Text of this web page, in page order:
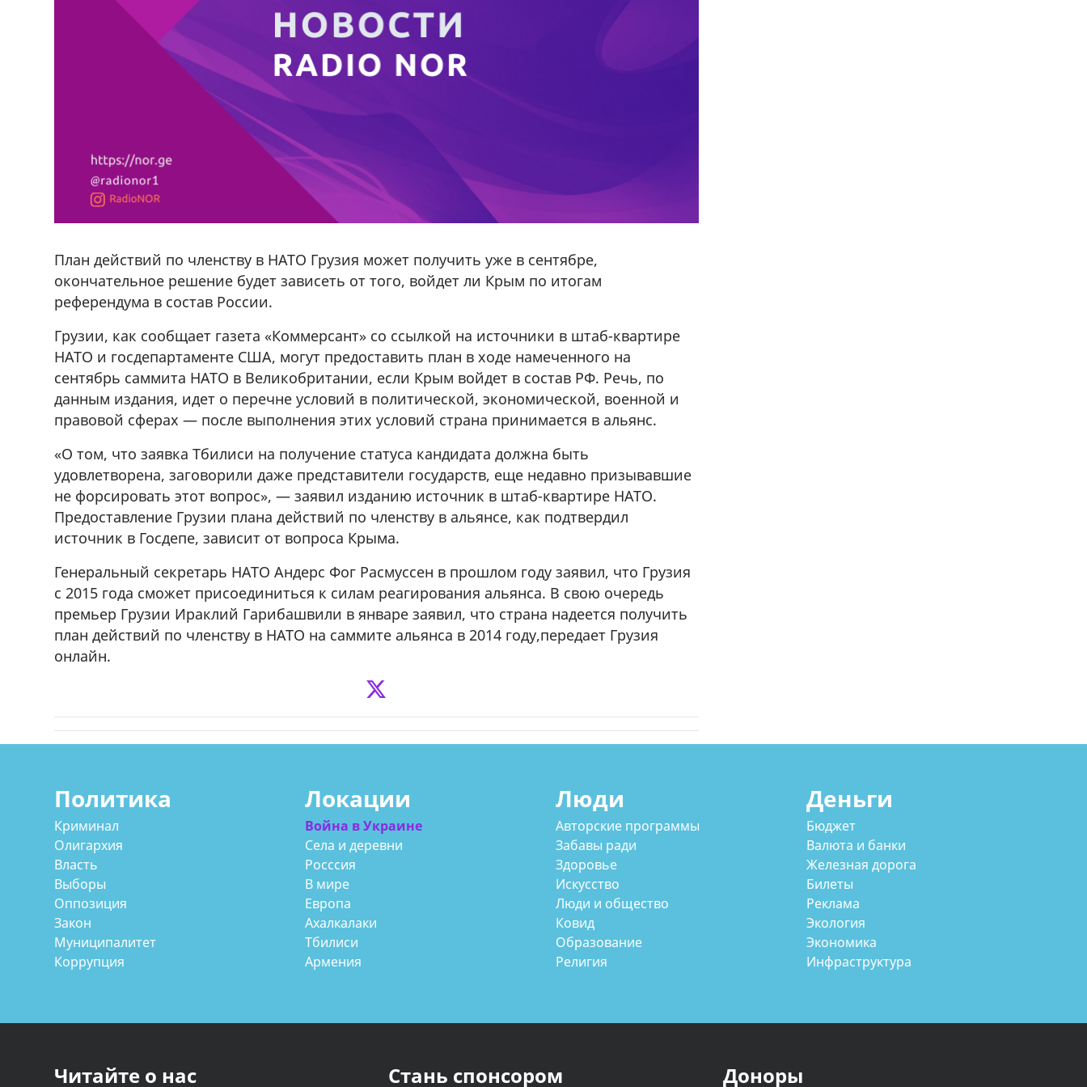
План действий по членству в НАТО Грузия может получить уже в сентябре,
окончательное решение будет зависеть от того, войдет ли Крым по итогам
референдума в состав России.
Грузии, как сообщает газета «Коммерсант» со ссылкой на источники в штаб-квартире
НАТО и госдепартаменте США, могут предоставить план в ходе намеченного на
сентябрь саммита НАТО в Великобритании, если Крым войдет в состав РФ. Речь, по
данным издания, идет о перечне условий в политической, экономической, военной и
правовой сферах — после выполнения этих условий страна принимается в альянс.
«О том, что заявка Тбилиси на получение статуса кандидата должна быть
удовлетворена, заговорили даже представители государств, еще недавно призывавшие
не форсировать этот вопрос», — заявил изданию источник в штаб-квартире НАТО.
Предоставление Грузии плана действий по членству в альянсе, как подтвердил
источник в Госдепе, зависит от вопроса Крыма.
Генеральный секретарь НАТО Андерс Фог Расмуссен в прошлом году заявил, что Грузия
с 2015 года сможет присоединиться к силам реагирования альянса. В свою очередь
премьер Грузии Ираклий Гарибашвили в январе заявил, что страна надеется получить
план действий по членству в НАТО на саммите альянса в 2014 году,передает Грузия
онлайн.
Политика
Криминал
Олигархия
Власть
Выборы
Оппозиция
Закон
Муниципалитет
Коррупция
Локации
Война в Украине
Села и деревни
Росссия
В мире
Европа
Ахалкалаки
Тбилиси
Армения
Люди
Авторские программы
Забавы ради
Здоровье
Искусство
Люди и общество
Ковид
Образование
Религия
Деньги
Бюджет
Валюта и банки
Железная дорога
Билеты
Реклама
Экология
Экономика
Инфраструктура
Читайте о нас Стань спонсором Доноры